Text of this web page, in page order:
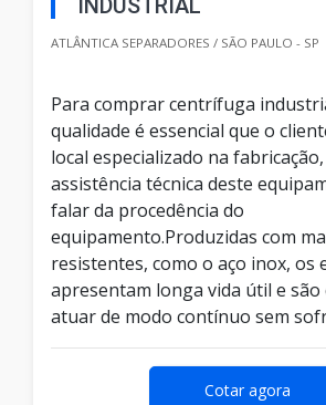
INDUSTRIAL
ATLÂNTICA SEPARADORES / SÃO PAULO - SP
Para comprar centrífuga
qualidade é essencial que o
local especializado na
assistência técnica deste
falar da procedência do
equipamento.Produzidas com
resistentes, como o aço inox, os
apresentam longa vida útil e são
atuar de modo contínuo sem
Cotar agora